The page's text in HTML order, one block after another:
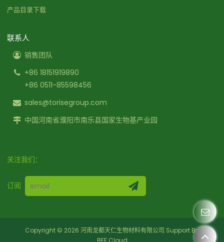
产品目录下载
联系人
销售团队
+86 18151919890
+86 0511-85598456
sales@torisegroup.com
中国河南省濮阳市南乐县国家生物基产业园
关注我们：
订阅
Copyright © 2026 河南龙都天仁生物材料有限公司 Support By